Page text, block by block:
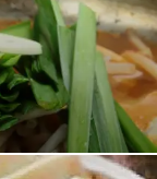
ております！